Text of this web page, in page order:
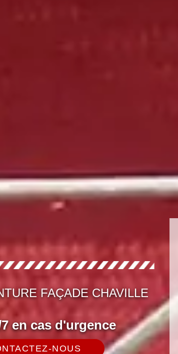
FAÇADE CHAVILLE
en cas d'urgence
NOUS